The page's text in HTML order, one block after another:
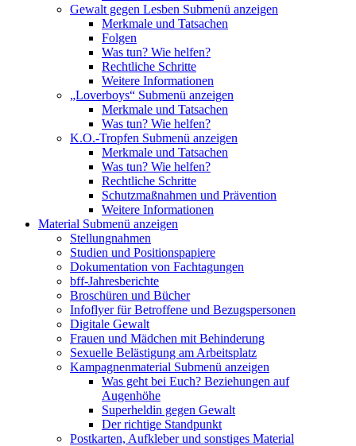
Gewalt gegen Lesben Submenü anzeigen
Merkmale und Tatsachen
Folgen
Was tun? Wie helfen?
Rechtliche Schritte
Weitere Informationen
„Loverboys“ Submenü anzeigen
Merkmale und Tatsachen
Was tun? Wie helfen?
K.O.-Tropfen Submenü anzeigen
Merkmale und Tatsachen
Was tun? Wie helfen?
Rechtliche Schritte
Schutzmaßnahmen und Prävention
Weitere Informationen
Material Submenü anzeigen
Stellungnahmen
Studien und Positionspapiere
Dokumentation von Fachtagungen
bff-Jahresberichte
Broschüren und Bücher
Infoflyer für Betroffene und Bezugspersonen
Digitale Gewalt
Frauen und Mädchen mit Behinderung
Sexuelle Belästigung am Arbeitsplatz
Kampagnenmaterial Submenü anzeigen
Was geht bei Euch? Beziehungen auf
Augenhöhe
Superheldin gegen Gewalt
Der richtige Standpunkt
Postkarten, Aufkleber und sonstiges Material